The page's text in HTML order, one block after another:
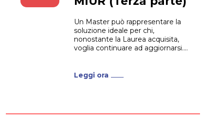
Un Master può rappresentare la
soluzione ideale per chi,
nonostante la Laurea acquisita,
voglia continuare ad aggiornarsi.
ma anche per crescere all’interno
Leggi ora